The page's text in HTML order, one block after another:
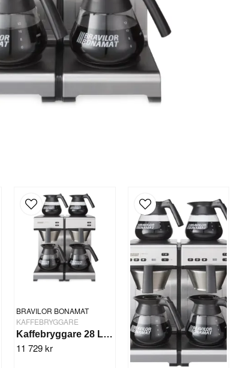
BRAVILOR BONAMAT
KAFFEBRYGGARE
Kaffebryggare 28 Ltr 230V Mondo Twin Bonamat
11 729 kr